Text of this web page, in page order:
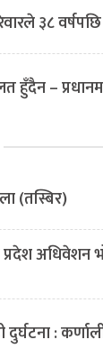
३८
हुँदैन –
(तस्बिर)
प्रदेश अधिवेशन
: